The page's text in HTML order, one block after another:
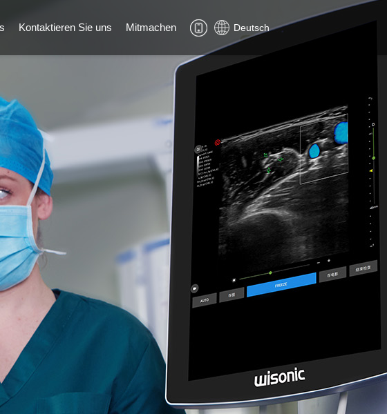
Kontaktieren Sie uns Mitmachen Deutsch